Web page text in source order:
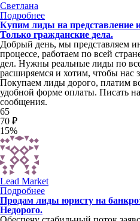
Светлана
Подробнее
Купим лиды на представление
Только гражданские дела.
Добрый день, мы представляем
процессе, работаем по всей
дел. Нужны реальные лиды по
расширяемся и хотим, чтобы нас
Покупаем лиды дорого, платим
удобной форме оплаты. Писать
сообщения.
65
70 ₽
15%
Lead Market
Подробнее
Продам лиды юристу на
Недорого.